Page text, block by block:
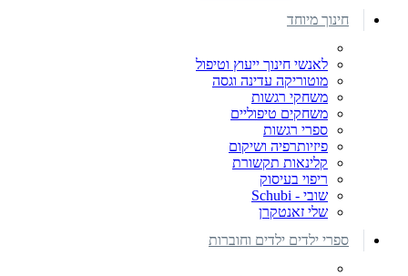
חינוך מיוחד
לאנשי חינוך ייעוץ וטיפול
מוטוריקה עדינה וגסה
משחקי רגשות
משחקים טיפוליים
ספרי רגשות
פיזיותרפיה ושיקום
קלינאות תקשורת
ריפוי בעיסוק
שובי - Schubi
שלי זאנטקרן
ספרי ילדים ילדים וחוברות